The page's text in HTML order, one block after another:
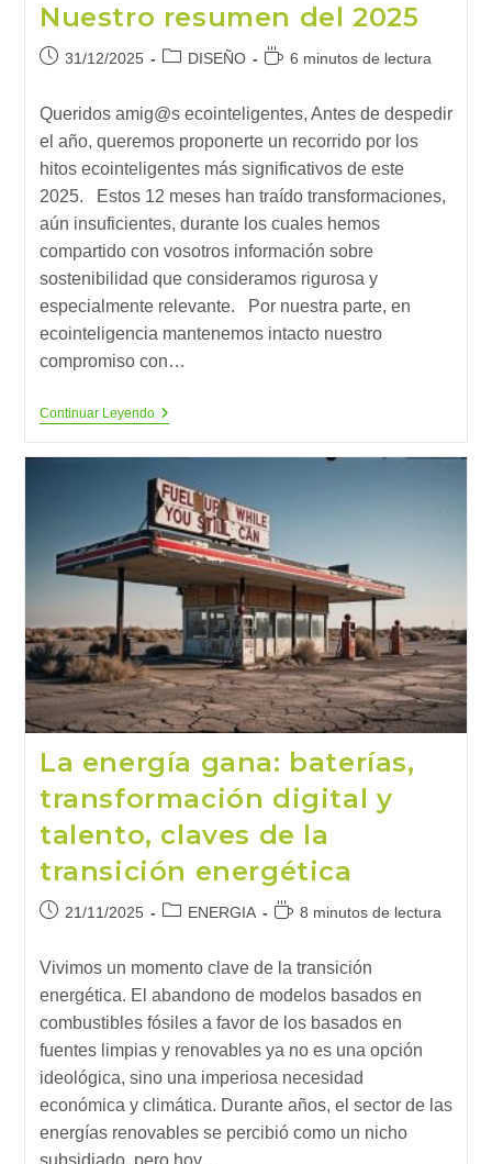
Nuestro resumen del 2025
Publicación
la
entrada:
31/12/2025
Categoría
la
entrada:
DISEÑO
Tiempo6 minutos de lectura
Queridos amig@s ecointeligentes, Antes de despedir
el año, queremos proponerte un recorrido por los
hitos ecointeligentes más significativos de este
2025. Estos 12 meses han traído transformaciones,
aún insuficientes, durante los cuales hemos
compartido con vosotros información sobre
sostenibilidad que consideramos rigurosa y
especialmente relevante. Por nuestra parte, en
ecointeligencia mantenemos intacto nuestro
compromiso con…
Continuar LeyendoNuestro
La energía gana: baterías,
transformación digital y
talento, claves de la
transición energética
Publicación
entrada:
21/11/2025
Categoría
entrada:
ENERGIA
Tiempo8 minutos de lectura
Vivimos un momento clave de la transición
energética. El abandono de modelos basados en
combustibles fósiles a favor de los basados en
fuentes limpias y renovables ya no es una opción
ideológica, sino una imperiosa necesidad
económica y climática. Durante años, el sector de las
energías renovables se percibió como un nicho
subsidiado, pero hoy…